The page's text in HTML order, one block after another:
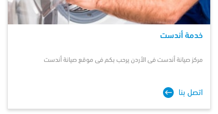
خدمة أندست
مركز صيانة أندست فى الأردن يرحب بكم فى موقع صيانة أندست
اتصل بنا